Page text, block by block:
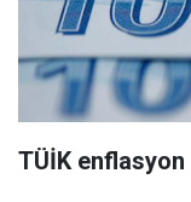
TÜİK enflasyon